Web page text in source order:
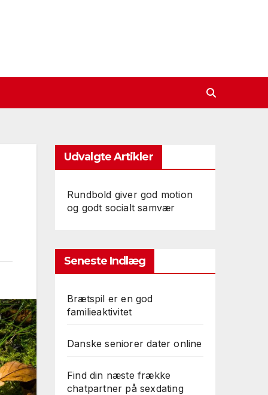
Udvalgte Artikler
Rundbold giver god motion
og godt socialt samvær
Seneste Indlæg
Brætspil er en god
familieaktivitet
Danske seniorer dater online
Find din næste frække
chatpartner på sexdating